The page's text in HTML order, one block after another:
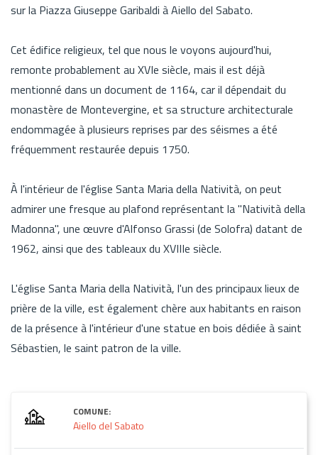
sur la Piazza Giuseppe Garibaldi à Aiello del Sabato.
Cet édifice religieux, tel que nous le voyons aujourd'hui,
remonte probablement au XVIe siècle, mais il est déjà
mentionné dans un document de 1164, car il dépendait du
monastère de Montevergine, et sa structure architecturale
endommagée à plusieurs reprises par des séismes a été
fréquemment restaurée depuis 1750.
À l'intérieur de l'église Santa Maria della Natività, on peut
admirer une fresque au plafond représentant la "Natività della
Madonna", une œuvre d'Alfonso Grassi (de Solofra) datant de
1962, ainsi que des tableaux du XVIIIe siècle.
L'église Santa Maria della Natività, l'un des principaux lieux de
prière de la ville, est également chère aux habitants en raison
de la présence à l'intérieur d'une statue en bois dédiée à saint
Sébastien, le saint patron de la ville.
COMUNE:
Aiello del Sabato